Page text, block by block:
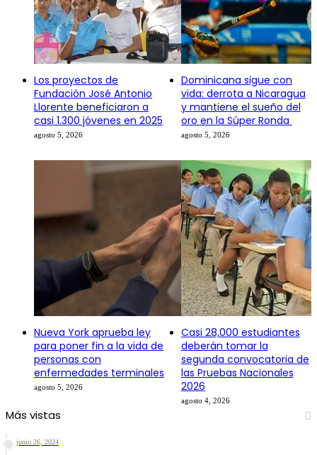
Los proyectos de
Fundación José Antonio
Llorente beneficiaron a
casi 1.300 jóvenes en 2025
agosto 5, 2026
Dominicana sigue con
vida: derrota a Nicaragua
y mantiene el sueño del
oro en la Súper Ronda
agosto 5, 2026
Nueva York aprueba ley
para poner fin a la vida de
personas con
enfermedades terminales
agosto 5, 2026
Casi 28,000 estudiantes
deberán tomar la
segunda convocatoria de
las Pruebas Nacionales
2026
agosto 4, 2026
Más vistas
junio 26, 2024